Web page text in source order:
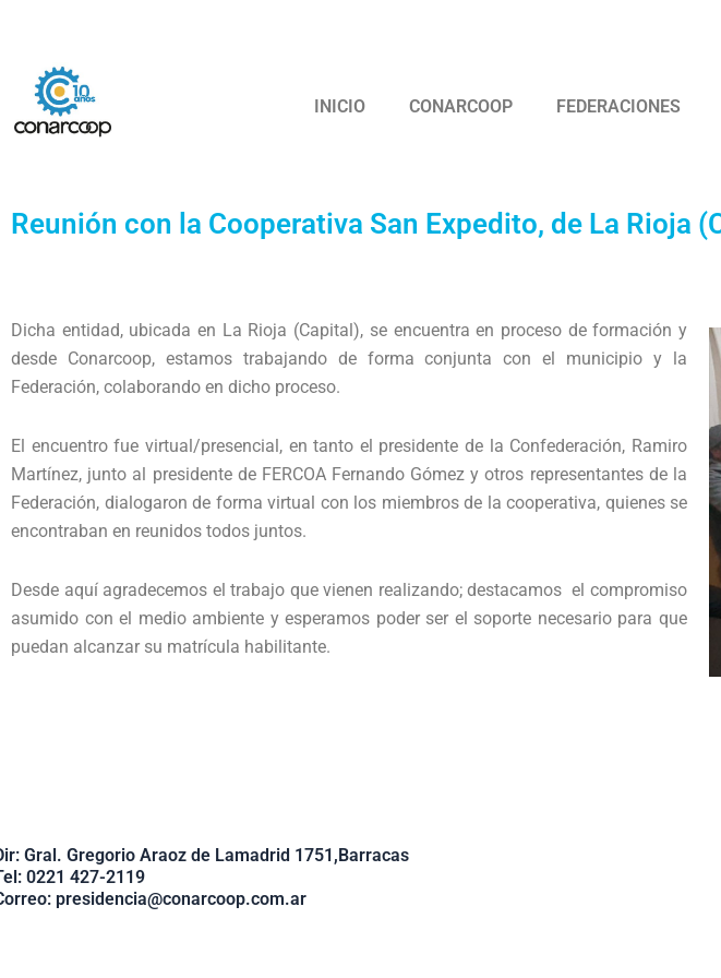
contenido
INICIO CONARCOOP FEDERACIONES
Reunión con la Cooperativa San Expedito, de La Rioja
Dicha entidad, ubicada en La Rioja (Capital), se encuentra en proceso de formación y
desde Conarcoop, estamos trabajando de forma conjunta con el municipio y la
Federación, colaborando en dicho proceso.
El encuentro fue virtual/presencial, en tanto el presidente de la Confederación, Ramiro
Martínez, junto al presidente de FERCOA Fernando Gómez y otros representantes de la
Federación, dialogaron de forma virtual con los miembros de la cooperativa, quienes se
encontraban en reunidos todos juntos.
Desde aquí agradecemos el trabajo que vienen realizando; destacamos el compromiso
asumido con el medio ambiente y esperamos poder ser el soporte necesario para que
puedan alcanzar su matrícula habilitante.
Gral. Gregorio Araoz de Lamadrid 1751,Barracas
0221 427-2119
presidencia@conarcoop.com.ar